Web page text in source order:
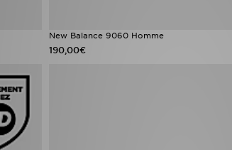
New Balance 9060 Homme
190,00€